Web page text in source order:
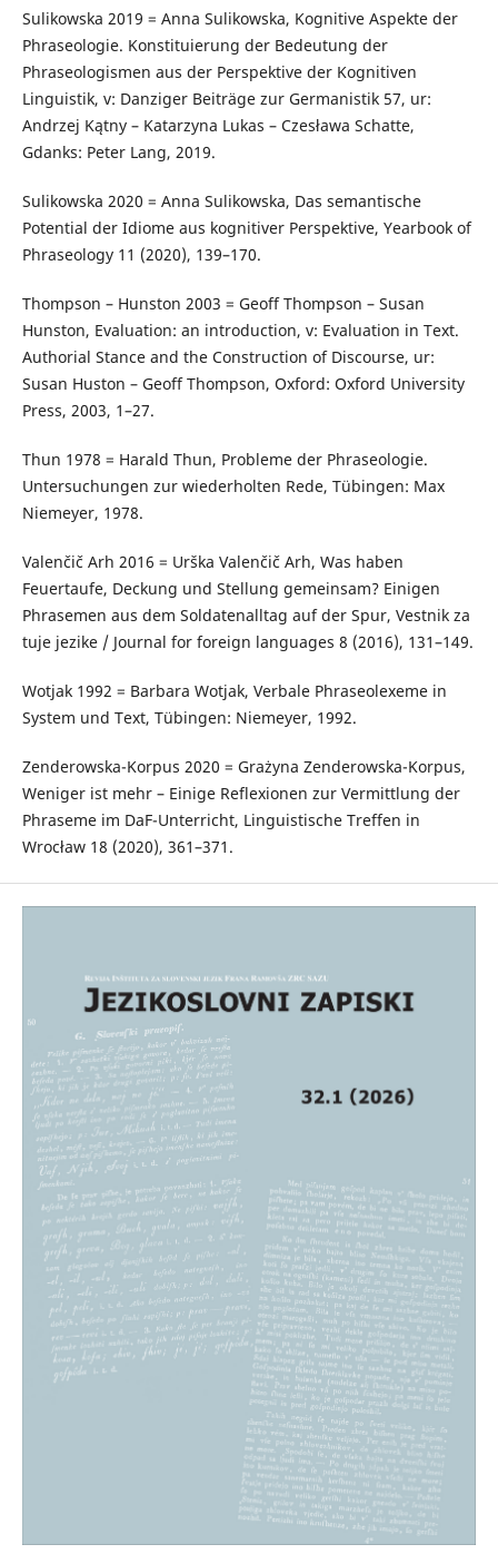
Sulikowska 2019 = Anna Sulikowska, Kognitive Aspekte der
Phraseologie. Konstituierung der Bedeutung der
Phraseologismen aus der Perspektive der Kognitiven
Linguistik, v: Danziger Beiträge zur Germanistik 57, ur:
Andrzej Kątny – Katarzyna Lukas – Czesława Schatte,
Gdanks: Peter Lang, 2019.
Sulikowska 2020 = Anna Sulikowska, Das semantische
Potential der Idiome aus kognitiver Perspektive, Yearbook of
Phraseology 11 (2020), 139–170.
Thompson – Hunston 2003 = Geoff Thompson – Susan
Hunston, Evaluation: an introduction, v: Evaluation in Text.
Authorial Stance and the Construction of Discourse, ur:
Susan Huston – Geoff Thompson, Oxford: Oxford University
Press, 2003, 1–27.
Thun 1978 = Harald Thun, Probleme der Phraseologie.
Untersuchungen zur wiederholten Rede, Tübingen: Max
Niemeyer, 1978.
Valenčič Arh 2016 = Urška Valenčič Arh, Was haben
Feuertaufe, Deckung und Stellung gemeinsam? Einigen
Phrasemen aus dem Soldatenalltag auf der Spur, Vestnik za
tuje jezike / Journal for foreign languages 8 (2016), 131–149.
Wotjak 1992 = Barbara Wotjak, Verbale Phraseolexeme in
System und Text, Tübingen: Niemeyer, 1992.
Zenderowska-Korpus 2020 = Grażyna Zenderowska-Korpus,
Weniger ist mehr – Einige Reflexionen zur Vermittlung der
Phraseme im DaF-Unterricht, Linguistische Treffen in
Wrocław 18 (2020), 361–371.